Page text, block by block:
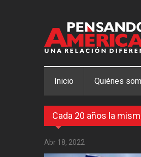
Inicio Quiénes
Cada 20 años la
Abr 18, 2022